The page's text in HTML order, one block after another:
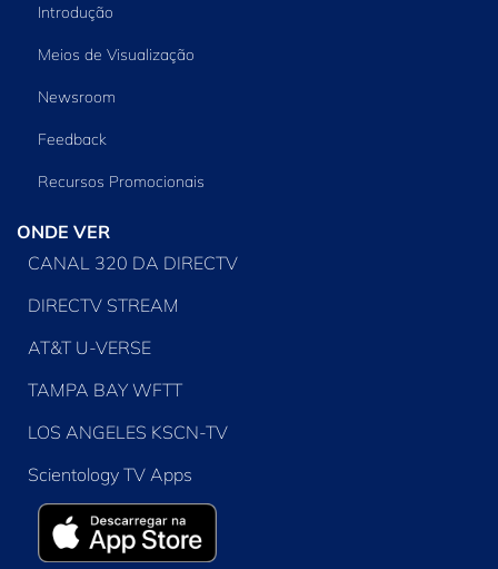
Introdução
Meios de Visualização
Newsroom
Feedback
Recursos Promocionais
ONDE VER
CANAL 320 DA DIRECTV
DIRECTV STREAM
AT&T U-VERSE
TAMPA BAY WFTT
LOS ANGELES KSCN-TV
Scientology TV Apps